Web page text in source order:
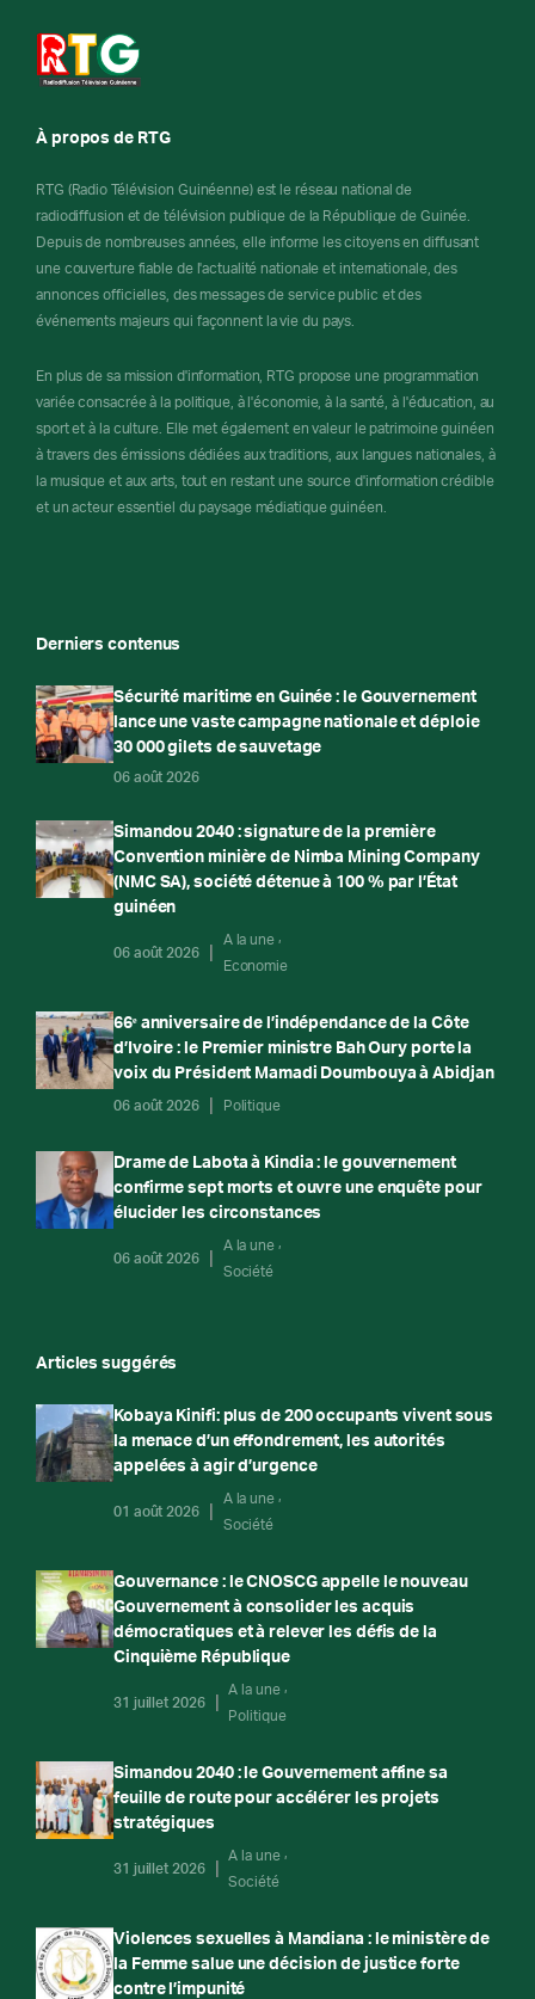
À propos de RTG
RTG (Radio Télévision Guinéenne) est le réseau national de
radiodiffusion et de télévision publique de la République de Guinée.
Depuis de nombreuses années, elle informe les citoyens en diffusant
une couverture fiable de l'actualité nationale et internationale, des
annonces officielles, des messages de service public et des
événements majeurs qui façonnent la vie du pays.
En plus de sa mission d'information, RTG propose une programmation
variée consacrée à la politique, à l'économie, à la santé, à l'éducation, au
sport et à la culture. Elle met également en valeur le patrimoine guinéen
à travers des émissions dédiées aux traditions, aux langues nationales, à
la musique et aux arts, tout en restant une source d'information crédible
et un acteur essentiel du paysage médiatique guinéen.
Derniers contenus
Sécurité maritime en Guinée : le Gouvernement
lance une vaste campagne nationale et déploie
30 000 gilets de sauvetage
06 août 2026
Simandou 2040 : signature de la première
Convention minière de Nimba Mining Company
(NMC SA), société détenue à 100 % par l’État
guinéen
06 août 2026
A la une
Economie
66ᵉ anniversaire de l’indépendance de la Côte
d’Ivoire : le Premier ministre Bah Oury porte la
voix du Président Mamadi Doumbouya à Abidjan
06 août 2026 Politique
Drame de Labota à Kindia : le gouvernement
confirme sept morts et ouvre une enquête pour
élucider les circonstances
06 août 2026
A la une
Société
Articles suggérés
Kobaya Kinifi: plus de 200 occupants vivent sous
la menace d’un effondrement, les autorités
appelées à agir d’urgence
01 août 2026
A la une
Société
Gouvernance : le CNOSCG appelle le nouveau
Gouvernement à consolider les acquis
démocratiques et à relever les défis de la
Cinquième République
31 juillet 2026
A la une
Politique
Simandou 2040 : le Gouvernement affine sa
feuille de route pour accélérer les projets
stratégiques
31 juillet 2026
A la une
Société
Violences sexuelles à Mandiana : le ministère de
la Femme salue une décision de justice forte
contre l’impunité